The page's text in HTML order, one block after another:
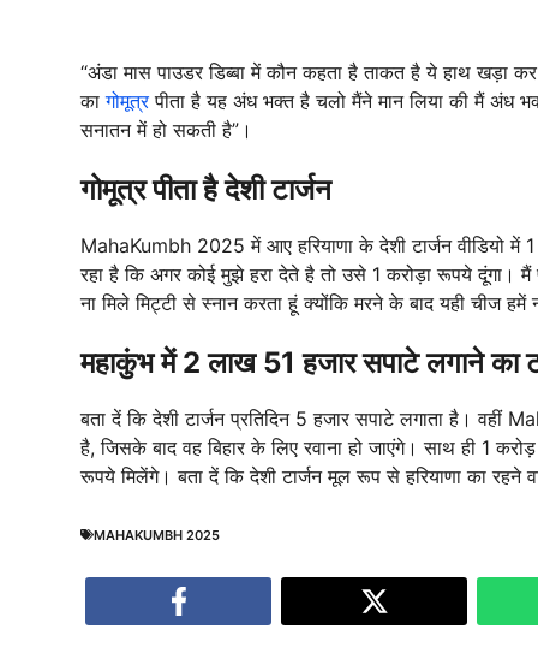
“अंडा मास पाउडर डिब्बा में कौन कहता है ताकत है ये हाथ खड़ा
कागोमूत्रपीता है यह अंध भक्त है चलो मैंने मान लिया की मैं अंध
सनातन में हो सकती है”।
गोमूत्र पीता है देशी टार्जन
MahaKumbh 2025 में आए हरियाणा के देशी टार्जन
रहा है कि अगर कोई मुझे हरा देते है तो उसे 1 करोड़ा रूपये दूंगा। मैं
ना मिले मिट्टी से स्नान करता हूं क्योंकि मरने के बाद यही चीज हमें
महाकुंभ में 2 लाख 51 हजार सपाटे लगाने का
बता दें कि देशी टार्जन प्रतिदिन 5 हजार सपाटे लगाता है। वहीं
है, जिसके बाद वह बिहार के लिए रवाना हो जाएंगे। साथ ही 1
रूपये मिलेंगे। बता दें कि देशी टार्जन मूल रूप से हरियाणा का रहने
MAHAKUMBH 2025